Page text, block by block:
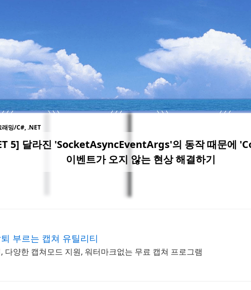
래밍/C#, .NET
5] 달라진 'SocketAsyncEventArgs'의 동작 때문에
이벤트가 오지 않는 현상 해결하기
부르는 캡쳐 유틸리티
다양한 캡쳐모드 지원, 워터마크없는 무료 캡쳐 프로그램